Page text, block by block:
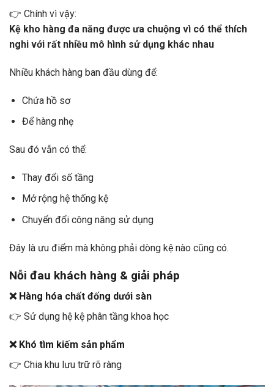
👉 Chính vì vậy:
Kệ kho hàng đa năng được ưa chuộng vì có thể thích
nghi với rất nhiều mô hình sử dụng khác nhau
Nhiều khách hàng ban đầu dùng để:
Chứa hồ sơ
Để hàng nhẹ
Sau đó vẫn có thể:
Thay đổi số tầng
Mở rộng hệ thống kệ
Chuyển đổi công năng sử dụng
Đây là ưu điểm mà không phải dòng kệ nào cũng có.
Nỗi đau khách hàng & giải pháp
❌ Hàng hóa chất đống dưới sàn
👉 Sử dụng hệ kệ phân tầng khoa học
❌ Khó tìm kiếm sản phẩm
👉 Chia khu lưu trữ rõ ràng